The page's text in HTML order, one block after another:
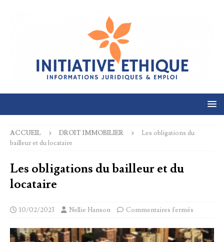
ACCUEIL DROIT IMMOBILIER
Les obligations du
bailleur et du locataire
Les obligations du bailleur et du
locataire
10/02/2023 Nellie Hanson Commentaires fermés